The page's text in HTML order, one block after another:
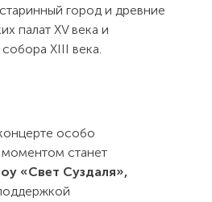
город и древние
палат XV века и
XIII века.
особо
станет
«Свет Суздаля»,